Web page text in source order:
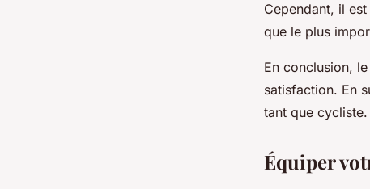
Cependant, il
que le plus
En conclusion,
satisfaction. En
tant que
Équiper